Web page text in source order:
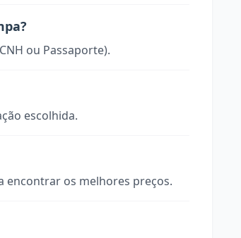
ou Passaporte).
escolhida.
encontrar os melhores preços.